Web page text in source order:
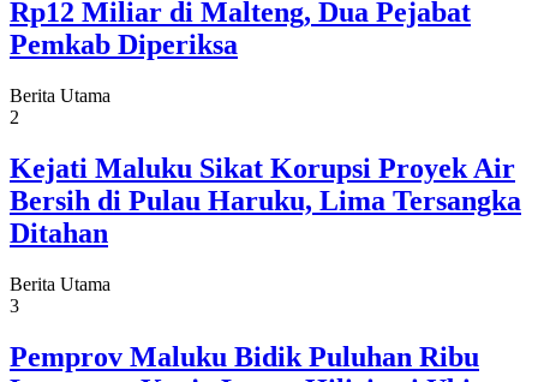
Rp12 Miliar di Malteng, Dua Pejabat
Pemkab Diperiksa
Berita Utama
2
Kejati Maluku Sikat Korupsi Proyek Air
Bersih di Pulau Haruku, Lima Tersangka
Ditahan
Berita Utama
3
Pemprov Maluku Bidik Puluhan Ribu